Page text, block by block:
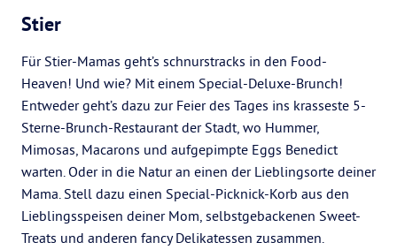
Stier
Für Stier-Mamas geht’s schnurstracks in den Food-
Heaven! Und wie? Mit einem Special-Deluxe-Brunch!
Entweder geht’s dazu zur Feier des Tages ins krasseste 5-
Sterne-Brunch-Restaurant der Stadt, wo Hummer,
Mimosas, Macarons und aufgepimpte Eggs Benedict
warten. Oder in die Natur an einen der Lieblingsorte deiner
Mama. Stell dazu einen Special-Picknick-Korb aus den
Lieblingsspeisen deiner Mom, selbstgebackenen Sweet-
Treats und anderen fancy Delikatessen zusammen.